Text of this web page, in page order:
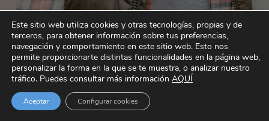
Este sitio web utiliza cookies y otras tecnologías, propias y de
terceros, para obtener información sobre tus preferencias,
navegación y comportamiento en este sitio web. Esto nos
permite proporcionarte distintas funcionalidades en la página web,
personalizar la forma en la que se te muestra, o analizar nuestro
tráfico. Puedes consultar más información AQUÍ
Aceptar Configurar cookies